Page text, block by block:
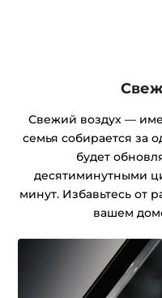
Свежий воздух —
семья собирается за
будет
десятиминутными
минут. Избавьтесь от
вашем